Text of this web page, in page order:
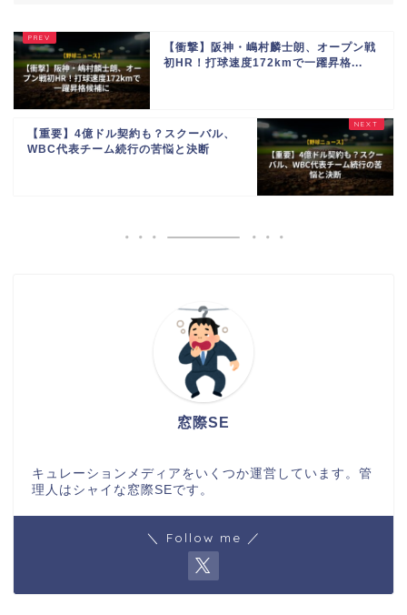
【衝撃】阪神・嶋村麟士朗、オープン戦
初HR！打球速度172kmで一躍昇格...
【重要】4億ドル契約も？スクーバル、
WBC代表チーム続行の苦悩と決断
窓際SE
キュレーションメディアをいくつか運営しています。管
理人はシャイな窓際SEです。
＼ Follow me ／